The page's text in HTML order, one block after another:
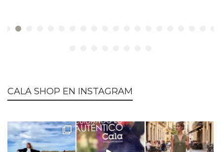
CALA SHOP EN INSTAGRAM